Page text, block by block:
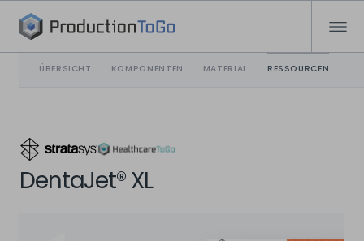
DentaJet® XL
ÜBERSICHT KOMPONENTEN MATERIAL RESSOURCEN